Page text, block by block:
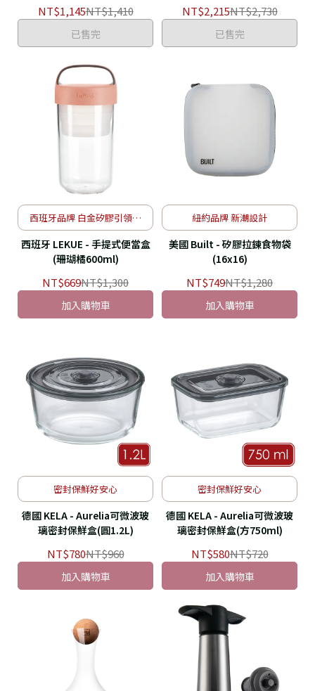
NT$1,145NT$1,410
已售完
NT$2,215NT$2,730
已售完
西班牙品牌 白金矽膠引領新
風潮
西班牙 LEKUE - 手提式便當盒
(珊瑚橘600ml)
NT$669NT$1,300
加入購物車
紐約品牌 新潮設計
美國 Built - 矽膠拉鍊食物袋
(16x16)
NT$749NT$1,280
加入購物車
密封保鮮好安心
德國 KELA - Aurelia可微波玻
璃密封保鮮盒(圓1.2L)
NT$780NT$960
加入購物車
密封保鮮好安心
德國 KELA - Aurelia可微波玻
璃密封保鮮盒(方750ml)
NT$580NT$720
加入購物車